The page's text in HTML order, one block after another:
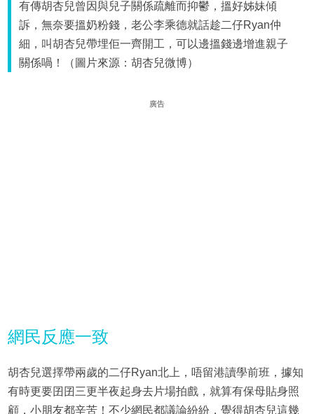
有傳胡杏兒曾因與兒子關係疏離而抑鬱，搵好姊妹傾
訴，無奈要搵奶粉錢，老公李乘德就話趁二仔Ryan仲
細，叫胡杏兒帶埋佢一齊開工，可以邊搵錢邊增進親子
關係喎！（圖片來源：胡杏兒微博）
廣告
網民反應一致
胡杏兒選擇帶兩歲的二仔Ryan北上，唔留港讀學前班，據知
有時更要囝囝三更半夜起身去片場拍戲，就算有保母貼身照
顧，小朋友都辛苦！不少網民都議論紛紛，覺得胡杏兒這幾